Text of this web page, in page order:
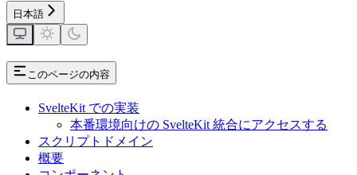
日本語
このページの内容
SvelteKit での実装
本番環境向けの SvelteKit 統合にアクセスする
スクリプトドメイン
概要